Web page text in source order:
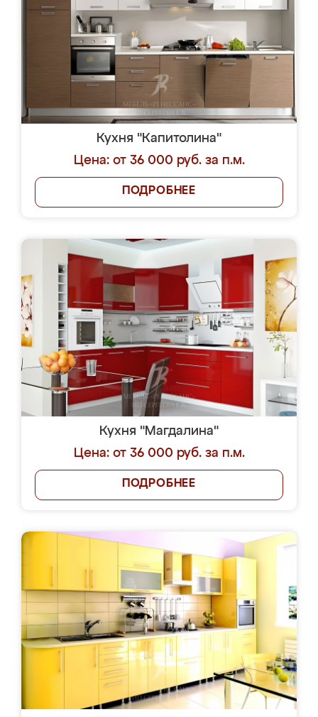
Кухня "Капитолина"
Цена: от 36 000 руб. за п.м.
ПОДРОБНЕЕ
Кухня "Магдалина"
Цена: от 36 000 руб. за п.м.
ПОДРОБНЕЕ